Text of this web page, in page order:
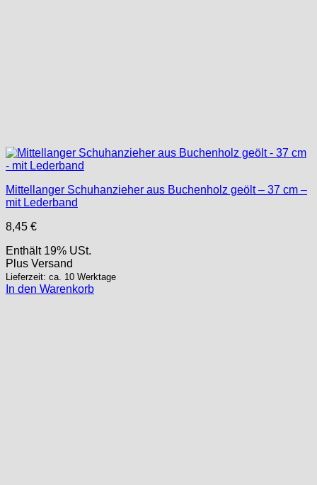
Mittellanger Schuhanzieher aus Buchenholz geölt – 37 cm –
mit Lederband
8,45 €
Enthält 19% USt.
Plus Versand
Lieferzeit: ca. 10 Werktage
In den Warenkorb